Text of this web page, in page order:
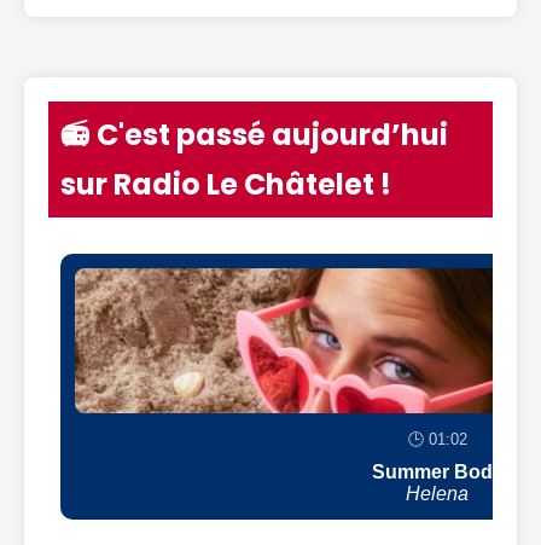
📻 C'est passé aujourd’hui
sur Radio Le Châtelet !
🕒 01:02
Summer Body
Helena